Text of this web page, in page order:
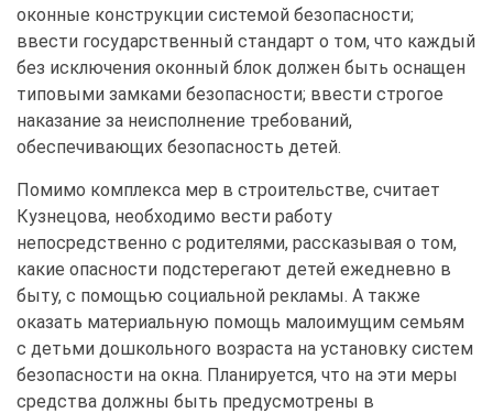
оконные конструкции системой безопасности;
ввести государственный стандарт о том, что каждый
без исключения оконный блок должен быть оснащен
типовыми замками безопасности; ввести строгое
наказание за неисполнение требований,
обеспечивающих безопасность детей.
Помимо комплекса мер в строительстве, считает
Кузнецова, необходимо вести работу
непосредственно с родителями, рассказывая о том,
какие опасности подстерегают детей ежедневно в
быту, с помощью социальной рекламы. А также
оказать материальную помощь малоимущим семьям
с детьми дошкольного возраста на установку систем
безопасности на окна. Планируется, что на эти меры
средства должны быть предусмотрены в